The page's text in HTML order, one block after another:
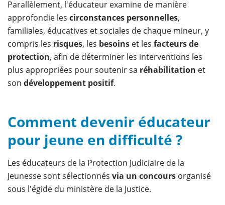
Parallèlement, l'éducateur examine de manière
approfondie les circonstances personnelles,
familiales, éducatives et sociales de chaque mineur, y
compris les risques, les besoins et les facteurs de
protection, afin de déterminer les interventions les
plus appropriées pour soutenir sa réhabilitation et
son développement positif.
Comment devenir éducateur
pour jeune en difficulté ?
Les éducateurs de la Protection Judiciaire de la
Jeunesse sont sélectionnés via un concours organisé
sous l'égide du ministère de la Justice.